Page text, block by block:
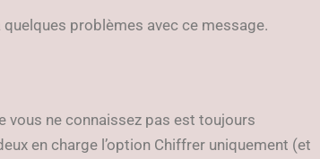
problèmes avec ce message.
vous ne connaissez pas est toujours
en charge l’option Chiffrer uniquement (et